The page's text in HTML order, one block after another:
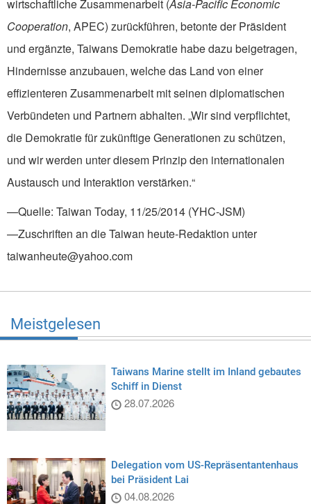
wirtschaftliche Zusammenarbeit (Asia-Pacific Economic
Cooperation, APEC) zurückführen, betonte der Präsident
und ergänzte, Taiwans Demokratie habe dazu beigetragen,
Hindernisse anzubauen, welche das Land von einer
effizienteren Zusammenarbeit mit seinen diplomatischen
Verbündeten und Partnern abhalten. „Wir sind verpflichtet,
die Demokratie für zukünftige Generationen zu schützen,
und wir werden unter diesem Prinzip den internationalen
Austausch und Interaktion verstärken.“
—Quelle: Taiwan Today, 11/25/2014 (YHC-JSM)
—Zuschriften an die Taiwan heute-Redaktion unter
taiwanheute@yahoo.com
Meistgelesen
Taiwans Marine stellt im Inland gebautes
Schiff in Dienst
28.07.2026
Delegation vom US-Repräsentantenhaus
bei Präsident Lai
04.08.2026